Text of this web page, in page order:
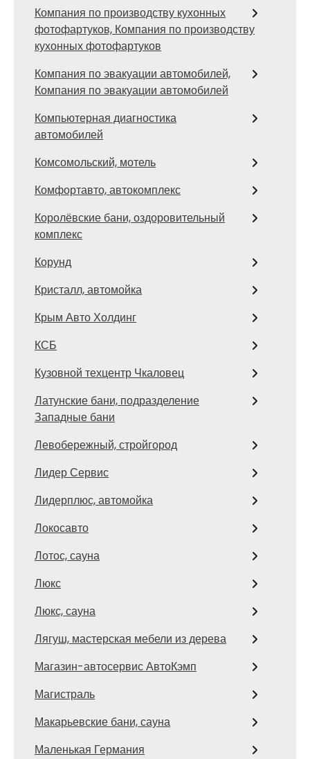
Компания по производству кухонных
фотофартуков, Компания по производству
кухонных фотофартуков
Компания по эвакуации автомобилей,
Компания по эвакуации автомобилей
Компьютерная диагностика
автомобилей
Комсомольский, мотель
Комфортавто, автокомплекс
Королёвские бани, оздоровительный
комплекс
Корунд
Кристалл, автомойка
Крым Авто Холдинг
КСБ
Кузовной техцентр Чкаловец
Латунские бани, подразделение
Западные бани
Левобережный, стройгород
Лидер Сервис
Лидерплюс, автомойка
Локосавто
Лотос, сауна
Люкс
Люкс, сауна
Лягуш, мастерская мебели из дерева
Магазин-автосервис АвтоКэмп
Магистраль
Макарьевские бани, сауна
Маленькая Германия